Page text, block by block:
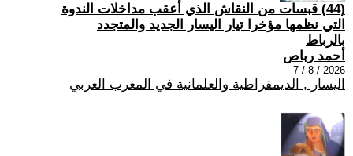
(44) قبسات من النقاش الذي أعقب مداخلات الندوة
التي نظمها مؤخرا تيار اليسار الجديد والمتجدد
بالرباط
أحمد رباص
2026 / 8 / 7
اليسار , الديمقراطية والعلمانية في المغرب العربي